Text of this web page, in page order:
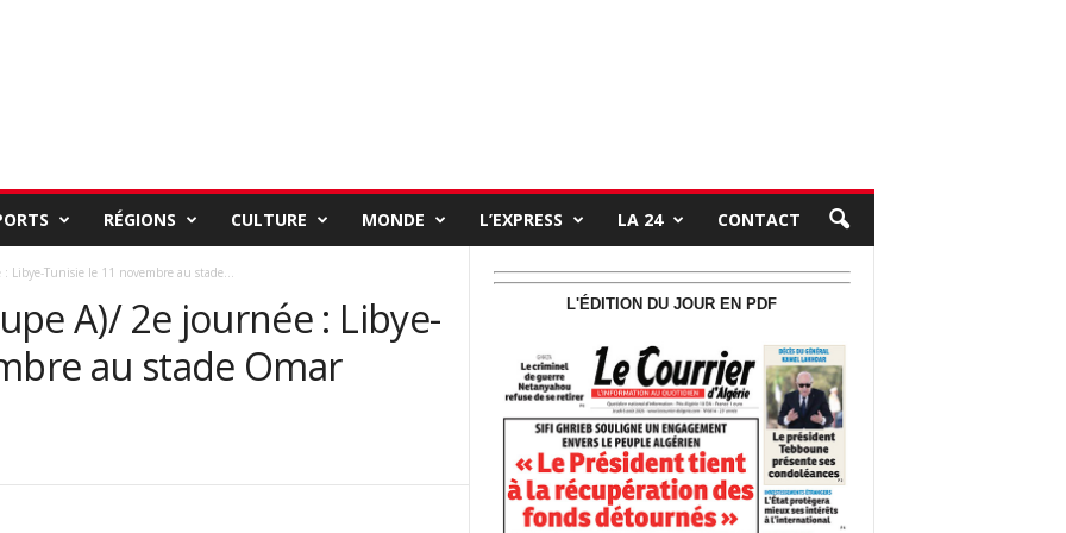
RÉGIONS CULTURE MONDE L’EXPRESS LA 24 CONTACT
Libye-Tunisie le 11 novembre au stade...
A)/ 2e journée : Libye-
au stade Omar
L'ÉDITION DU JOUR EN PDF